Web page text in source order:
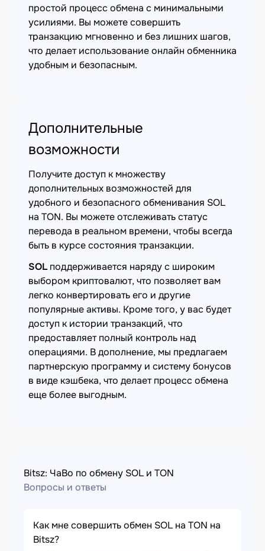
простой процесс обмена с минимальными
усилиями. Вы можете совершить
транзакцию мгновенно и без лишних шагов,
что делает использование онлайн обменника
удобным и безопасным.
Дополнительные
возможности
Получите доступ к множеству
дополнительных возможностей для
удобного и безопасного обменивания SOL
на TON. Вы можете отслеживать статус
перевода в реальном времени, чтобы всегда
быть в курсе состояния транзакции.
SOLподдерживается наряду с широким
выбором криптовалют, что позволяет вам
легко конвертировать его и другие
популярные активы. Кроме того, у вас будет
доступ к истории транзакций, что
предоставляет полный контроль над
операциями. В дополнение, мы предлагаем
партнерскую программу и систему бонусов
в виде кэшбека, что делает процесс обмена
еще более выгодным.
Bitsz: ЧаВо по обмену SOL и TON
Вопросы и ответы
Как мне совершить обмен SOL на TON на
Bitsz?